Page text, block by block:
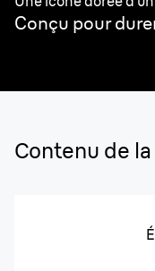
Conçu pour
Contenu de